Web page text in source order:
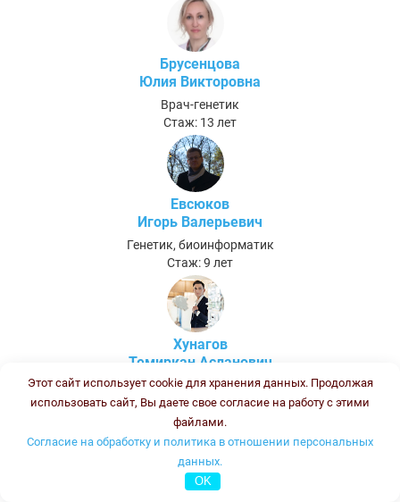
Брусенцова
Юлия Викторовна
Врач-генетик
Стаж: 13 лет
Евсюков
Игорь Валерьевич
Генетик, биоинформатик
Стаж: 9 лет
Хунагов
Темиркан Асланович
Биолог (после ПП и ПК - Биолог клинической лабораторной
диагностики)
Стаж:
Полшведкина Ольга Борисовна
Этот сайт использует cookie для хранения данных. Продолжая
использовать сайт, Вы даете свое согласие на работу с этими
файлами.
Согласие на обработку и политика в отношении персональных
данных.
OK